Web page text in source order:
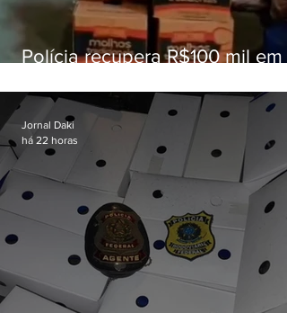
Polícia recupera R$100 mil em
Fluminense
Jornal Daki
há 22 horas